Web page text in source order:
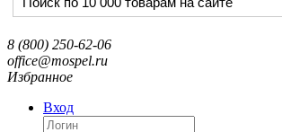
8 (800) 250-62-06
office@mospel.ru
Избранное
Вход